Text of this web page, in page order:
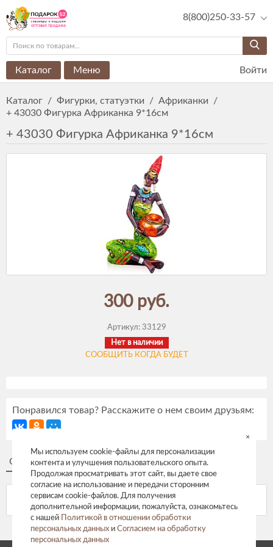
8(800)250-33-57
Каталог Меню Войти
Каталог / Фигурки, статуэтки / Африканки
/
+ 43030 Фигурка Африканка 9*16см
+ 43030 Фигурка Африканка 9*16см
300 руб.
Артикул: 33129
Нет в наличии
СООБЩИТЬ КОГДА БУДЕТ
Понравился товар? Расскажите о нем своим друзьям:
Описание Отзывы
Мы используем cookie-файлы для персонализации
контента и улучшения пользовательского опыта.
Продолжая просматривать этот сайт, вы даете свое
согласие на использование и передачи сторонним
сервисам cookie-файлов. Для получения
дополнительной информации, пожалуйста, ознакомьтесь
с нашей
Политикой в отношении обработки
персональных данных и Согласием на обработку
персональных данных
×